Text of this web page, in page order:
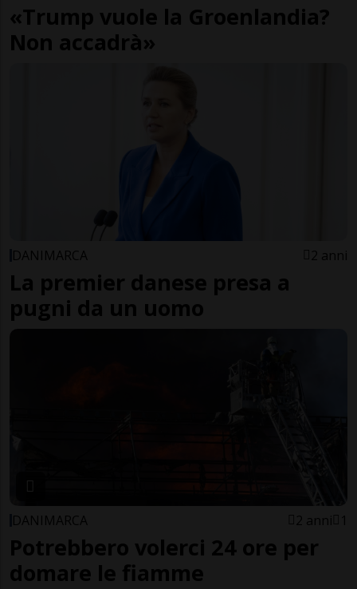
«Trump vuole la Groenlandia?
Non accadrà»
DANIMARCA 2 anni
La premier danese presa a
pugni da un uomo
DANIMARCA 2 anni 1
Potrebbero volerci 24 ore per
domare le fiamme